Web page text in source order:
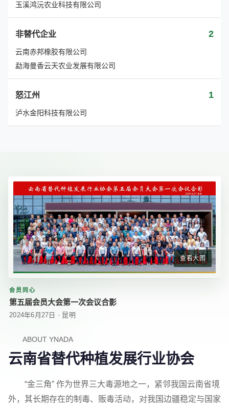
玉溪鸿沅农业科技有限公司
非替代企业 2
云南赤邦橡胶有限公司
勐海曼香云天农业发展有限公司
怒江州 1
泸水金阳科技有限公司
查看大图
会员同心
第五届会员大会第一次会议合影
2024年6月27日 · 昆明
ABOUT YNADA
云南省替代种植发展行业协会
“金三角” 作为世界三大毒源地之一，紧邻我国云南省境
外，其长期存在的制毒、贩毒活动，对我国边疆稳定与国家